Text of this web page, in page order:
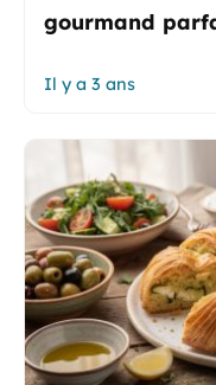
gourmand
Il y a 3 ans